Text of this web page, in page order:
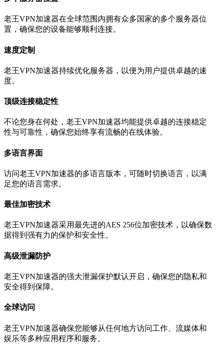
老王VPN加速器在全球范围内拥有众多国家的多个服务器位
置，确保您的设备能够顺利连接。
速度定制
老王VPN加速器持续优化服务器，以便为用户提供卓越的速
度。
顶级连接稳定性
不论您身在何处，老王VPN加速器均能提供卓越的连接稳定
性与可靠性，确保您始终享有流畅的在线体验。
多语言界面
访问老王VPN加速器的多语言版本，可随时切换语言，以满
足您的语言需求。
最佳加密技术
老王VPN加速器采用最先进的AES 256位加密技术，以确保数
据得到强有力的保护和安全性。
高级泄漏防护
老王VPN加速器的强大泄漏保护默认开启，确保您的隐私和
安全得到保障。
全球访问
老王VPN加速器确保您能够从任何地方访问工作、流媒体和
娱乐等多种应用程序和服务。